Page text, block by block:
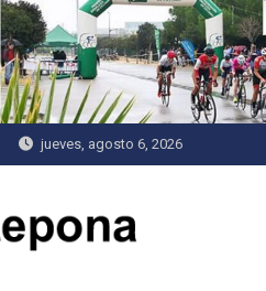
Saltar
al
contenido
jueves, agosto 6, 2026